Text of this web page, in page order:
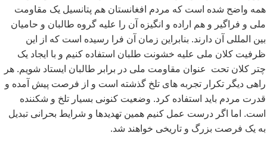
همه واضح شده است که مردم افغانستان هم پتانسیل یک مقاومت
ملی و فراگیر و هم اراده و انگیزه آن را علیه گروه طالبان و حامیان
بین المللی آن دارند. بنابراین زمان آن فرا رسیده است که از این
ظرفیت کلان ملی علیه خشونت طلبان استفاده کنیم و با ایجاد یک
چتر کلان تحت عنوان مقاومت ملی در برابر طالبان ایستاد شویم. هر
راهی دیگر تکرار تجربه های تلخ گذشته است و از فرصت پیش آمده و
قدرت مردم باید استفاده کرد. وضعیت کنونی بسیار تلخ و شکننده
است. اما اگر درست عمل کنیم همین تهدیدها و شرایط بحرانی تبدیل
به یک فرصت بزرگ و تاریخی خواهند شد.